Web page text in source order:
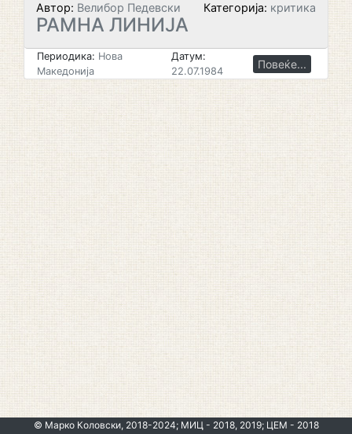
Автор: Велибор Педевски Категорија: критика
РАМНА ЛИНИЈА
Периодика: Нова
Македонија
Датум:
22.07.1984
Повеќе...
© Марко Коловски, 2018-2024; МИЦ - 2018, 2019; ЦЕМ - 2018